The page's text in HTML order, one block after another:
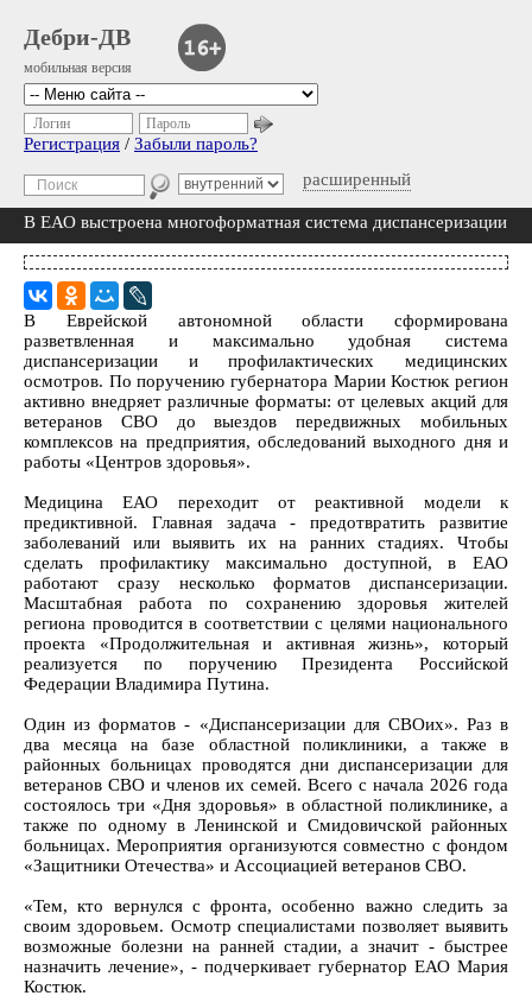
Дебри-ДВ
мобильная версия
расширенный
Логин Пароль
Регистрация / Забыли пароль?
В ЕАО выстроена многоформатная система диспансеризации
В Еврейской автономной области сформирована
разветвленная и максимально удобная система
диспансеризации и профилактических медицинских
осмотров. По поручению губернатора Марии Костюк регион
активно внедряет различные форматы: от целевых акций для
ветеранов СВО до выездов передвижных мобильных
комплексов на предприятия, обследований выходного дня и
работы «Центров здоровья».
Медицина ЕАО переходит от реактивной модели к
предиктивной. Главная задача - предотвратить развитие
заболеваний или выявить их на ранних стадиях. Чтобы
сделать профилактику максимально доступной, в ЕАО
работают сразу несколько форматов диспансеризации.
Масштабная работа по сохранению здоровья жителей
региона проводится в соответствии с целями национального
проекта «Продолжительная и активная жизнь», который
реализуется по поручению Президента Российской
Федерации Владимира Путина.
Один из форматов - «Диспансеризации для СВОих». Раз в
два месяца на базе областной поликлиники, а также в
районных больницах проводятся дни диспансеризации для
ветеранов СВО и членов их семей. Всего с начала 2026 года
состоялось три «Дня здоровья» в областной поликлинике, а
также по одному в Ленинской и Смидовичской районных
больницах. Мероприятия организуются совместно с фондом
«Защитники Отечества» и Ассоциацией ветеранов СВО.
«Тем, кто вернулся с фронта, особенно важно следить за
своим здоровьем. Осмотр специалистами позволяет выявить
возможные болезни на ранней стадии, а значит - быстрее
назначить лечение», - подчеркивает губернатор ЕАО Мария
Костюк.